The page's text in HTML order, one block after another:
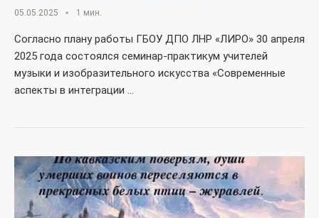
05.05.2025 1 мин.
Согласно плану работы ГБОУ ДПО ЛНР «ЛИРО» 30 апреля
2025 года состоялся семинар-практикум учителей
музыки и изобразительного искусства «Современные
аспекты в интеграции …